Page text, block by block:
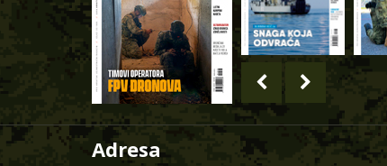
Adresa